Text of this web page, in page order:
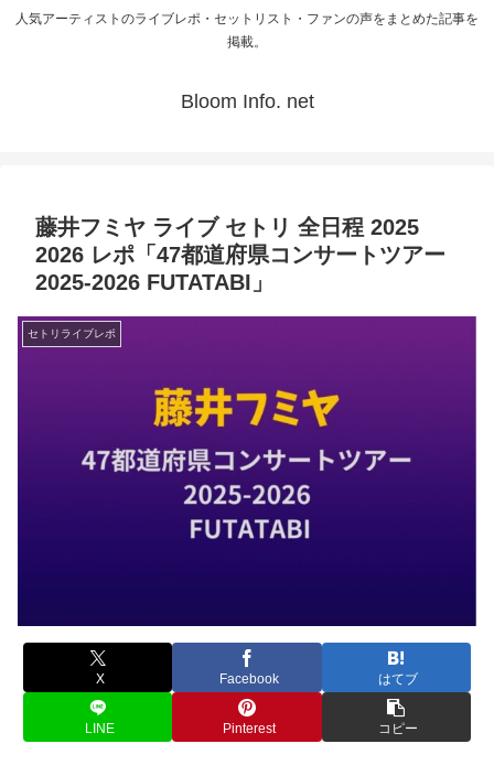
人気アーティストのライブレポ・セットリスト・ファンの声をまとめた記事を
掲載。
Bloom Info. net
藤井フミヤ ライブ セトリ 全日程 2025
2026 レポ「47都道府県コンサートツアー
2025-2026 FUTATABI」
セトリライブレポ
X Facebook はてブ
LINE Pinterest コピー